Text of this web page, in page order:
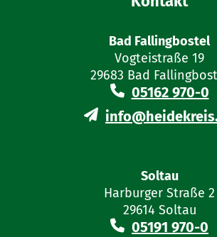
Bad Fallingbostel
Vogteistraße 19
29683 Bad
05162 970-0
Soltau
Harburger Straße 2
29614 Soltau
05191 970-0